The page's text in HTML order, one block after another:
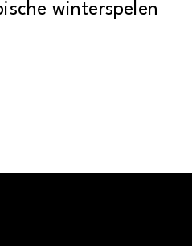
winterspelen